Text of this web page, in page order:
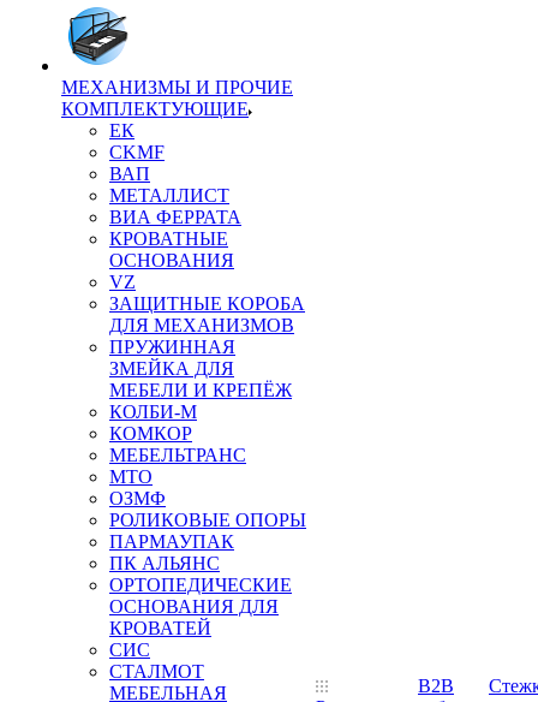
МЕХАНИЗМЫ И ПРОЧИЕ
КОМПЛЕКТУЮЩИЕ
ЕК
CKMF
ВАП
МЕТАЛЛИСТ
ВИА ФЕРРАТА
КРОВАТНЫЕ
ОСНОВАНИЯ
VZ
ЗАЩИТНЫЕ КОРОБА
ДЛЯ МЕХАНИЗМОВ
ПРУЖИННАЯ
ЗМЕЙКА ДЛЯ
МЕБЕЛИ И КРЕПЁЖ
КОЛБИ-М
КОМКОР
МЕБЕЛЬТРАНС
MTO
ОЗМФ
РОЛИКОВЫЕ ОПОРЫ
ПАРМАУПАК
ПК АЛЬЯНС
ОРТОПЕДИЧЕСКИЕ
ОСНОВАНИЯ ДЛЯ
КРОВАТЕЙ
СИС
СТАЛМОТ
МЕБЕЛЬНАЯ
B2B